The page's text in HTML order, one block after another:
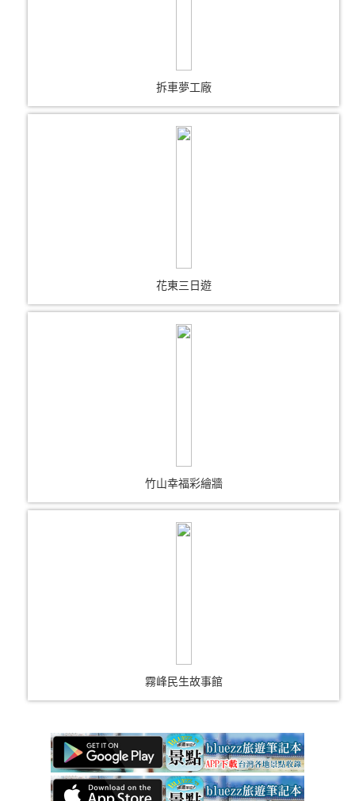
拆車夢工廠
花東三日遊
竹山幸福彩繪牆
霧峰民生故事館